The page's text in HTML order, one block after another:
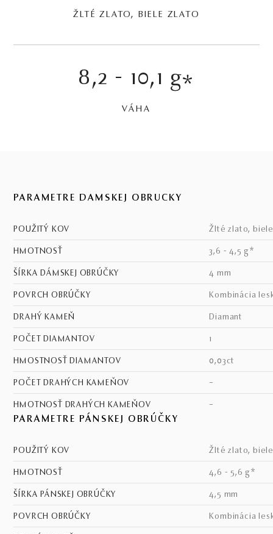
ŽLTÉ ZLATO, BIELE ZLATO
8,2 - 10,1 g*
VÁHA
PARAMETRE DÁMSKEJ OBRÚČKY
POUŽITÝ KOV žlté zlato,
HMOTNOSŤ 3,6 - 4,5 g*
ŠÍRKA DÁMSKEJ OBRÚČKY 4 mm
POVRCH OBRÚČKY kombinácia
DRAHÝ KAMEŇ diamant
POČET DIAMANTOV 1
HMOSTNOSŤ DIAMANTOV 0,03ct
POČET DRAHÝCH KAMEŇOV –
HMOTNOSŤ DRAHÝCH KAMEŇOV –
PARAMETRE PÁNSKEJ OBRÚČKY
POUŽITÝ KOV žlté zlato,
HMOTNOSŤ 4,6 - 5,6 g*
ŠÍRKA PÁNSKEJ OBRÚČKY 4,5 mm
POVRCH OBRÚČKY kombinácia